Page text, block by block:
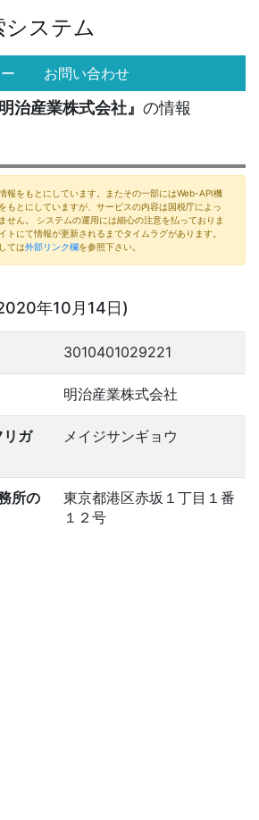
システム
お問い合わせ
明治産業株式会社』 の情報
報をもとにしています。またその一部にはWeb-API機
もとにしていますが、サービスの内容は国税庁によっ
せん。 システムの運用には細心の注意を払っておりま
トにて情報が更新されるまでタイムラグがあります。
ては外部リンク欄を参照下さい。
年10月14日)
3010401029221
明治産業株式会社
ガ
メイジサンギョウ
所の
東京都港区赤坂１丁目１番
１２号